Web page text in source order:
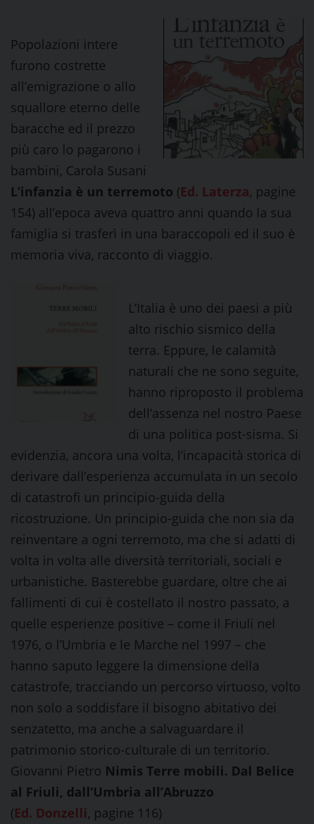
Popolazioni intere
furono costrette
all’emigrazione o allo
squallore eterno delle
baracche ed il prezzo
più caro lo pagarono i
bambini, Carola Susani
L’infanzia è un terremoto (Ed. Laterza, pagine
154) all’epoca aveva quattro anni quando la sua
famiglia si trasferì in una baraccopoli ed il suo è
memoria viva, racconto di viaggio.
L’Italia è uno dei paesi a più
alto rischio sismico della
terra. Eppure, le calamità
naturali che ne sono seguite,
hanno riproposto il problema
dell’assenza nel nostro Paese
di una politica post-sisma. Si
evidenzia, ancora una volta, l’incapacità storica di
derivare dall’esperienza accumulata in un secolo
di catastrofi un principio-guida della
ricostruzione. Un principio-guida che non sia da
reinventare a ogni terremoto, ma che si adatti di
volta in volta alle diversità territoriali, sociali e
urbanistiche. Basterebbe guardare, oltre che ai
fallimenti di cui è costellato il nostro passato, a
quelle esperienze positive – come il Friuli nel
1976, o l’Umbria e le Marche nel 1997 – che
hanno saputo leggere la dimensione della
catastrofe, tracciando un percorso virtuoso, volto
non solo a soddisfare il bisogno abitativo dei
senzatetto, ma anche a salvaguardare il
patrimonio storico-culturale di un territorio.
Giovanni Pietro Nimis Terre mobili. Dal Belice
al Friuli, dall’Umbria all’Abruzzo
(Ed. Donzelli, pagine 116)